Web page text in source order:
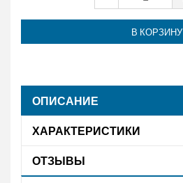
В КОРЗИНУ
ОПИСАНИЕ
ХАРАКТЕРИСТИКИ
ОТЗЫВЫ